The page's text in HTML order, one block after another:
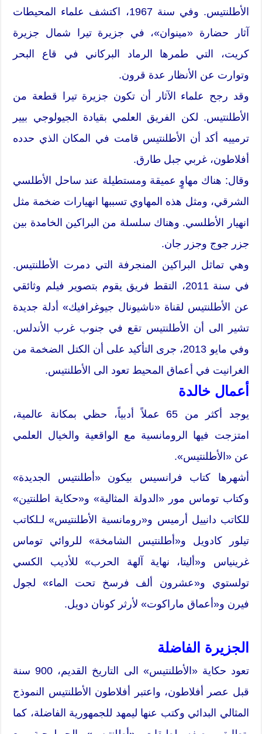
الأطلنتيس. وفي سنة 1967، اكتشف علماء المحيطات
آثار حضارة «مينوان»، في جزيرة تيرا شمال جزيرة
كريت، التي طمرها الرماد البركاني في قاع البحر
وتوارت عن الأنظار عدة قرون.
وقد رجح علماء الآثار أن تكون جزيرة تيرا قطعة من
الأطلنتيس. لكن الفريق العلمي بقيادة الجيولوجي بيير
ترمييه أكد أن الأطلنتيس قامت في المكان الذي حدده
أفلاطون، غربي جبل طارق.
وقال: هناك مهاوٍ عميقة ومستطيلة عند ساحل الأطلسي
الشرقي، ومثل هذه المهاوي تسببها انهيارات ضخمة مثل
انهيار الأطلسي. وهناك سلسلة من البراكين الخامدة بين
جزر جوج وجزر جان.
وهي تماثل البراكين المنجرفة التي دمرت الأطلنتيس.
في سنة 2011، التقط فريق يقوم بتصوير فيلم وثائقي
عن الأطلنتيس لقناة «ناشيونال جيوغرافيك» أدلة جديدة
تشير الى أن الأطلنتيس تقع في جنوب غرب الأندلس.
وفي مايو 2013، جرى التأكيد على أن الكتل الضخمة من
الغرانيت في أعماق المحيط تعود الى الأطلنتيس.
أعمال خالدة
يوجد أكثر من 65 عملاً أدبياً، حظي بمكانة عالمية،
امتزجت فيها الرومانسية مع الواقعية والخيال العلمي
عن «الأطلنتيس».
أشهرها كتاب فرانسيس بيكون «أطلنتيس الجديدة»
وكتاب توماس مور «الدولة المثالية» و«حكاية اطلنتين»
للكاتب دانييل أرميس و«رومانسية الأطلنتيس» لـلكاتب
تيلور كادويل و«أطلنتيس الشامخة» للروائي توماس
غرينياس و«أليتا، نهاية آلهة الحرب» للأديب الكسي
تولستوي و«عشرون ألف فرسخ تحت الماء» لجول
فيرن و«أعماق ماراكوت» لأرثر كونان دويل.
الجزيرة الفاضلة
تعود حكاية «الأطلنتيس» الى التاريخ القديم، 900 سنة
قبل عصر أفلاطون، واعتبر أفلاطون الأطلنتيس النموذج
المثالي البدائي وكتب عنها ليمهد للجمهورية الفاضلة، كما